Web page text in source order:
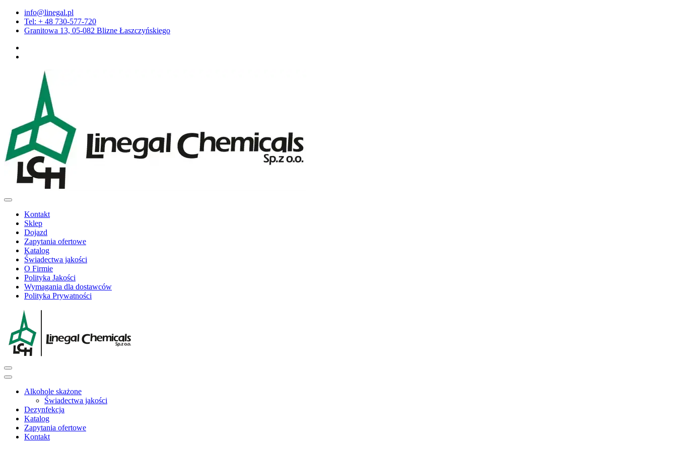
Przejdź
treści
info@linegal.pl
Tel: + 48 730-577-720
Granitowa 13, 05-082 Blizne Łaszczyńskiego
Kontakt
Sklep
Dojazd
Zapytania ofertowe
Katalog
Świadectwa jakości
O Firmie
Polityka Jakości
Wymagania dla dostawców
Polityka Prywatności
Alkohole skażone
Świadectwa jakości
Dezynfekcja
Katalog
Zapytania ofertowe
Kontakt